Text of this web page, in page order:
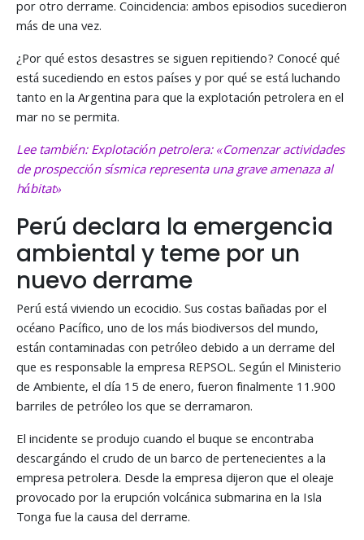
por otro derrame. Coincidencia: ambos episodios sucedieron
más de una vez.
¿Por qué estos desastres se siguen repitiendo? Conocé qué
está sucediendo en estos países y por qué se está luchando
tanto en la Argentina para que la explotación petrolera en el
mar no se permita.
Lee también: Explotación petrolera: «Comenzar actividades
de prospección sísmica representa una grave amenaza al
hábitat»
Perú declara la emergencia
ambiental y teme por un
nuevo derrame
Perú está viviendo un ecocidio. Sus costas bañadas por el
océano Pacífico, uno de los más biodiversos del mundo,
están contaminadas con petróleo debido a un derrame del
que es responsable la empresa REPSOL. Según el Ministerio
de Ambiente, el día 15 de enero, fueron finalmente 11.900
barriles de petróleo los que se derramaron.
El incidente se produjo cuando el buque se encontraba
descargándo el crudo de un barco de pertenecientes a la
empresa petrolera. Desde la empresa dijeron que el oleaje
provocado por la erupción volcánica submarina en la Isla
Tonga fue la causa del derrame.